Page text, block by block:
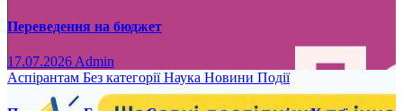
Переведення на бюджет
17.07.2026 Admin
Аспірантам Без категоріїНаука Новини Події